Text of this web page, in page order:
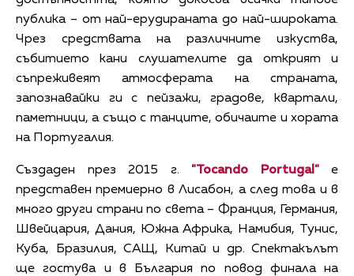
публика – от най-ерудираната до най-широката.
Чрез средствата на различните изкуства,
събитието кани слушателите да открият и
съпреживеят атмосферата на страната,
запознавайки ги с пейзажи, градове, квартали,
паметници, а също с танците, обичаите и хората
на Португалия.
Създаден през 2015 г. "Tocando Portugal"е
представен премиерно в Лисабон, а след това и в
много други страни по света – Франция, Германия,
Швейцария, Дания, Южна Африка, Намибия, Тунис,
Куба, Бразилия, САЩ, Китай и др. Спектакълът
ще гостува и в България по повод финала на